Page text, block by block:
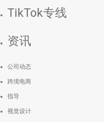
TikTok专线
资讯
公司动态
跨境电商
指导
视觉设计